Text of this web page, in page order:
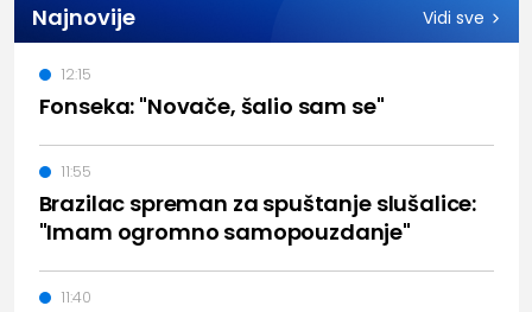
Najnovije Vidi sve
Fonseka: "Novače, šalio sam se"
12:15
Brazilac spreman za spuštanje slušalice:
"Imam ogromno samopouzdanje"
11:55
11:40